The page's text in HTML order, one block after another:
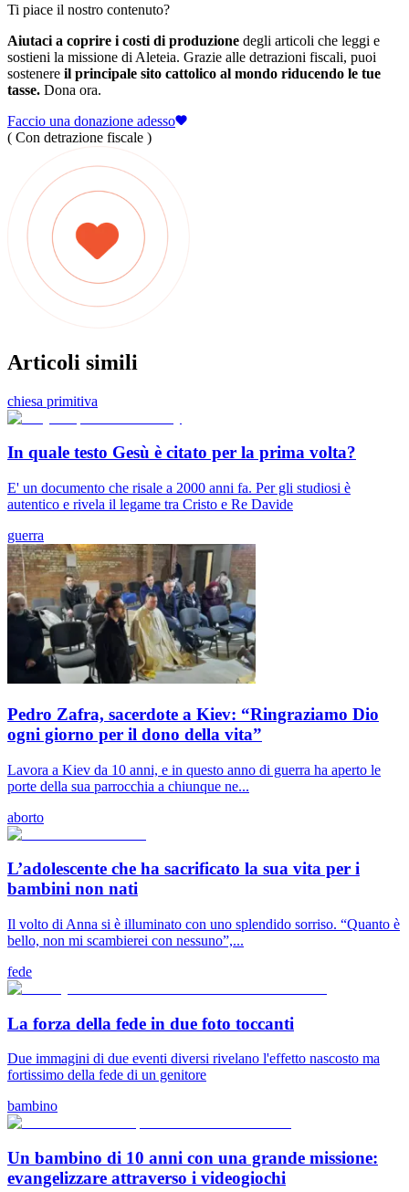
Ti piace il nostro contenuto?
Aiutaci a coprire i costi di produzione degli articoli che leggi e
sostieni la missione di Aleteia. Grazie alle detrazioni fiscali, puoi
sostenere il principale sito cattolico al mondo riducendo le tue
tasse. Dona ora.
Faccio una donazione adesso
( Con detrazione fiscale )
Articoli simili
chiesa primitiva
In quale testo Gesù è citato per la prima volta?
E' un documento che risale a 2000 anni fa. Per gli studiosi è
autentico e rivela il legame tra Cristo e Re Davide
guerra
Pedro Zafra, sacerdote a Kiev: “Ringraziamo Dio
ogni giorno per il dono della vita”
Lavora a Kiev da 10 anni, e in questo anno di guerra ha aperto le
porte della sua parrocchia a chiunque ne...
aborto
L’adolescente che ha sacrificato la sua vita per i
bambini non nati
Il volto di Anna si è illuminato con uno splendido sorriso. “Quanto è
bello, non mi scambierei con nessuno”,...
fede
La forza della fede in due foto toccanti
Due immagini di due eventi diversi rivelano l'effetto nascosto ma
fortissimo della fede di un genitore
bambino
Un bambino di 10 anni con una grande missione:
evangelizzare attraverso i videogiochi